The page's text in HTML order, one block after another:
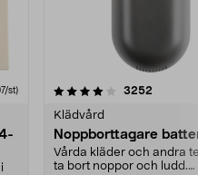
st) 3252
Klädvård
Noppborttagare
Vårda kläder och andra
ta bort noppor och ludd.
4.5av 5 stjärnor